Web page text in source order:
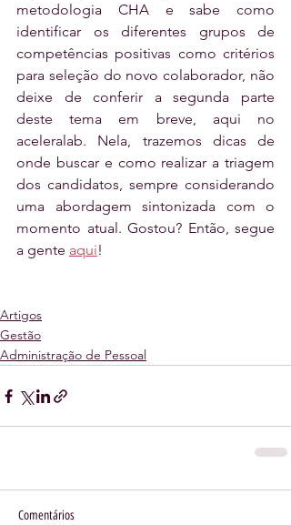
metodologia CHA e sabe como
identificar os diferentes grupos de
competências positivas como critérios
para seleção do novo colaborador, não
deixe de conferir a segunda parte
deste tema em breve, aqui no
aceleralab. Nela, trazemos dicas de
onde buscar e como realizar a triagem
dos candidatos, sempre considerando
uma abordagem sintonizada com o
momento atual. Gostou? Então, segue
a gente aqui!
Artigos
Gestão
Administração de Pessoal
Comentários